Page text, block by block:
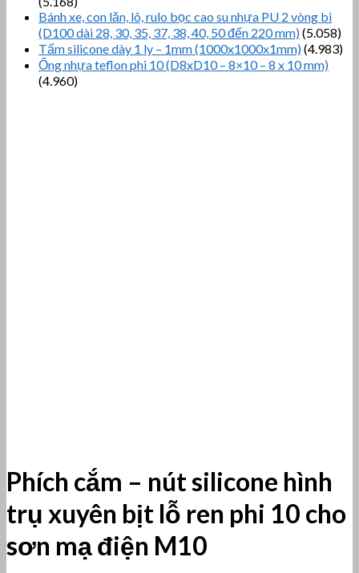
Bánh xe, con lăn, lô, rulo bọc cao su nhựa PU 2 vòng bi
(D100 dài 28, 30, 35, 37, 38, 40, 50 đến 220 mm)(5.058)
Tấm silicone dày 1 ly – 1mm (1000x1000x1mm)(4.983)
Ống nhựa teflon phi 10 (D8xD10 – 8×10 – 8 x 10 mm)
(4.960)
Phích cắm – nút silicone hình
trụ xuyên bịt lỗ ren phi 10 cho
sơn mạ điện M10